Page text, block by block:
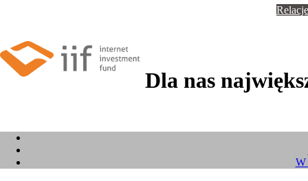
Dla nas
W